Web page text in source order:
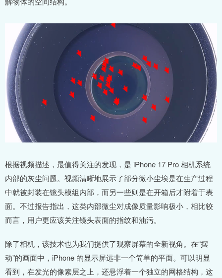
根据视频描述，最值得关注的发现，是 iPhone 17 Pro 相机系统
内部的灰尘问题。视频清晰地展示了部分微小尘埃是在生产过程
中就被封装在镜头模组内部，而另一些则是在开箱后才附着于表
面。不过报告指出，这类内部微尘对成像质量影响极小，相比较
而言，用户更应该关注镜头表面的指纹和油污。
除了相机，该技术也为我们提供了观察屏幕的全新视角。在“摆
动”的画面中，iPhone 的显示屏远非一个简单的平面。可以明显
看到，在发光的像素层之上，还悬浮着一个独立的网格结构，这